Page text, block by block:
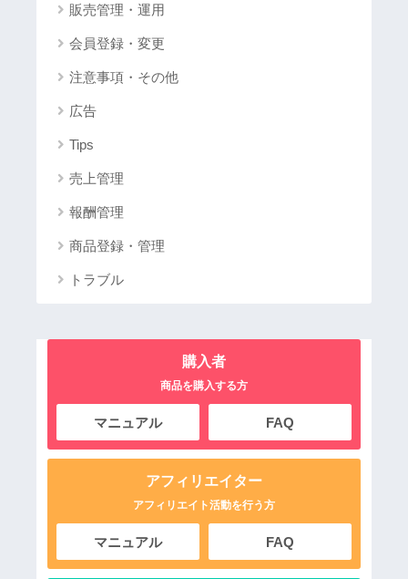
販売管理・運用
会員登録・変更
注意事項・その他
広告
Tips
売上管理
報酬管理
商品登録・管理
トラブル
購入者
商品を購入する方
マニュアル FAQ
アフィリエイター
アフィリエイト活動を行う方
マニュアル FAQ